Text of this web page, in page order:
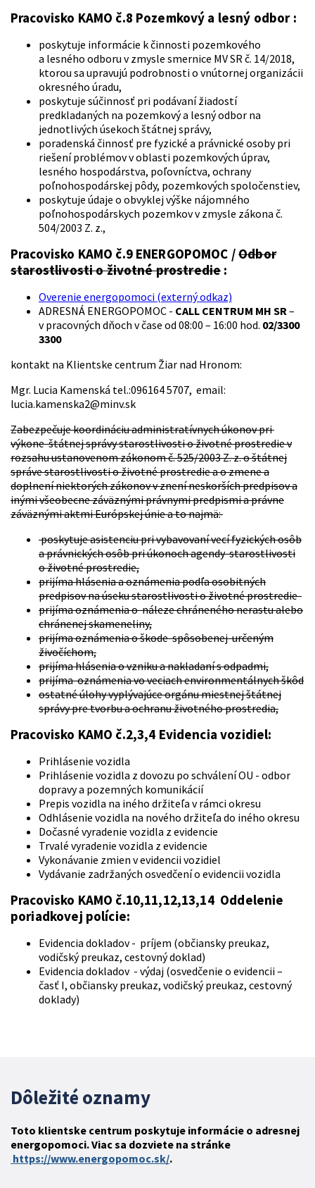
Pracovisko KAMO č.8 Pozemkový a lesný odbor :
poskytuje informácie k činnosti pozemkového
a lesného odboru v zmysle smernice MV SR č. 14/2018,
ktorou sa upravujú podrobnosti o vnútornej organizácii
okresného úradu,
poskytuje súčinnosť pri podávaní žiadostí
predkladaných na pozemkový a lesný odbor na
jednotlivých úsekoch štátnej správy,
poradenská činnosť pre fyzické a právnické osoby pri
riešení problémov v oblasti pozemkových úprav,
lesného hospodárstva, poľovníctva, ochrany
poľnohospodárskej pôdy, pozemkových spoločenstiev,
poskytuje údaje o obvyklej výške nájomného
poľnohospodárskych pozemkov v zmysle zákona č.
504/2003 Z. z.,
Pracovisko KAMO č.9 ENERGOPOMOC /Odbor
starostlivosti o životné prostredie:
Overenie energopomoci (externý odkaz)
ADRESNÁ ENERGOPOMOC - CALL CENTRUM MH SR–
v pracovných dňoch v čase od 08:00 – 16:00 hod. 02/3300
3300
kontakt na Klientske centrum Žiar nad Hronom:
Mgr. Lucia Kamenská tel.:096164 5707, email:
lucia.kamenska2@minv.sk
Zabezpečuje koordináciu administratívnych úkonov pri
výkone štátnej správy starostlivosti o životné prostredie v
rozsahu ustanovenom zákonom č. 525/2003 Z. z. o štátnej
správe starostlivosti o životné prostredie a o zmene a
doplnení niektorých zákonov v znení neskorších predpisov a
inými všeobecne záväznými právnymi predpismi a právne
záväznými aktmi Európskej únie a to najmä:
poskytuje asistenciu pri vybavovaní vecí fyzických osôb
a právnických osôb pri úkonoch agendy starostlivosti
o životné prostredie,
prijíma hlásenia a oznámenia podľa osobitných
predpisov na úseku starostlivosti o životné prostredie
prijíma oznámenia o náleze chráneného nerastu alebo
chránenej skameneliny,
prijíma oznámenia o škode spôsobenej určeným
živočíchom,
prijíma hlásenia o vzniku a nakladaní s odpadmi,
prijíma oznámenia vo veciach environmentálnych škôd
ostatné úlohy vyplývajúce orgánu miestnej štátnej
správy pre tvorbu a ochranu životného prostredia,
Pracovisko KAMO č.2,3,4 Evidencia vozidiel:
Prihlásenie vozidla
Prihlásenie vozidla z dovozu po schválení OU - odbor
dopravy a pozemných komunikácií
Prepis vozidla na iného držiteľa v rámci okresu
Odhlásenie vozidla na nového držiteľa do iného okresu
Dočasné vyradenie vozidla z evidencie
Trvalé vyradenie vozidla z evidencie
Vykonávanie zmien v evidencii vozidiel
Vydávanie zadržaných osvedčení o evidencii vozidla
Pracovisko KAMO č.10,11,12,13,14 Oddelenie
poriadkovej polície:
Evidencia dokladov - príjem (občiansky preukaz,
vodičský preukaz, cestovný doklad)
Evidencia dokladov - výdaj (osvedčenie o evidencii –
časť I, občiansky preukaz, vodičský preukaz, cestovný
doklady)
Dôležité oznamy
Toto klientske centrum poskytuje informácie o adresnej
energopomoci. Viac sa dozviete na stránke
https://www.energopomoc.sk/.